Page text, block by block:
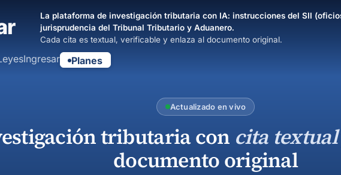
La plataforma de investigación tributaria con IA: instrucciones del SII
jurisprudencia del Tribunal Tributario y Aduanero.
Cada cita es textual, verificable y enlaza al documento original.
Ingresar Planes
Actualizado en vivo
tributaria con cita textual
documento original